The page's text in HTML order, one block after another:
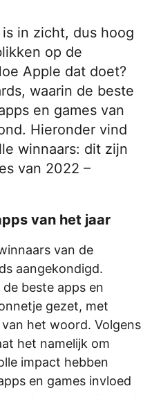
in zicht, dus hoog
op de
Apple dat doet?
waarin de beste
en games van
Hieronder vind
winnaars: dit zijn
van 2022 –
van het jaar
van de
aangekondigd.
beste apps en
gezet, met
van het woord. Volgens
het namelijk om
impact hebben
en games invloed